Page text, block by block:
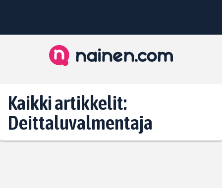
Kaikki artikkelit:
Deittaluvalmentaja